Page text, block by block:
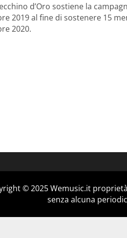
d’Oro sostiene la
2019 al fine di sostenere 15
2020.
© 2025 Wemusic.it
senza alcuna